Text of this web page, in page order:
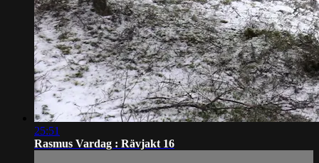
25:51
Rasmus Vardag : Rävjakt 16